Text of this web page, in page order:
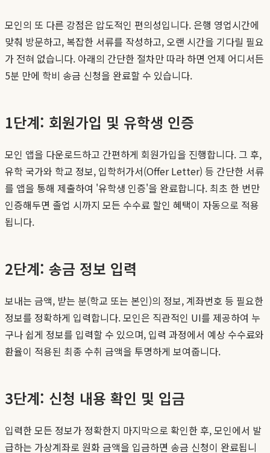
모인의 또 다른 강점은 압도적인 편의성입니다. 은행 영업시간에
맞춰 방문하고, 복잡한 서류를 작성하고, 오랜 시간을 기다릴 필요
가 전혀 없습니다. 아래의 간단한 절차만 따라 하면 언제 어디서든
5분 만에 학비 송금 신청을 완료할 수 있습니다.
1단계: 회원가입 및 유학생 인증
모인 앱을 다운로드하고 간편하게 회원가입을 진행합니다. 그 후,
유학 국가와 학교 정보, 입학허가서(Offer Letter) 등 간단한 서류
를 앱을 통해 제출하여 '유학생 인증'을 완료합니다. 최초 한 번만
인증해두면 졸업 시까지 모든 수수료 할인 혜택이 자동으로 적용
됩니다.
2단계: 송금 정보 입력
보내는 금액, 받는 분(학교 또는 본인)의 정보, 계좌번호 등 필요한
정보를 정확하게 입력합니다. 모인은 직관적인 UI를 제공하여 누
구나 쉽게 정보를 입력할 수 있으며, 입력 과정에서 예상 수수료와
환율이 적용된 최종 수취 금액을 투명하게 보여줍니다.
3단계: 신청 내용 확인 및 입금
입력한 모든 정보가 정확한지 마지막으로 확인한 후, 모인에서 발
급하는 가상계좌로 원화 금액을 입금하면 송금 신청이 완료됩니